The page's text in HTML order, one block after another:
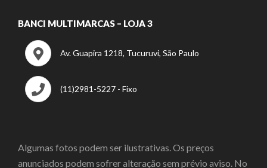
BANCI MULTIMARCAS – LOJA 3
Av. Guapira 1218, Tucuruvi, São Paulo
(11)2981-5227 - Fixo
Algumas fotos podem ser ilustrativas. Os preços
anunciados podem sofrer alteração sem prévio aviso. No